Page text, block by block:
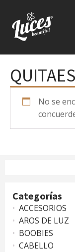
Categorías
ACCESORIOS
AROS DE LUZ
BOOBIES
CABELLO
No se